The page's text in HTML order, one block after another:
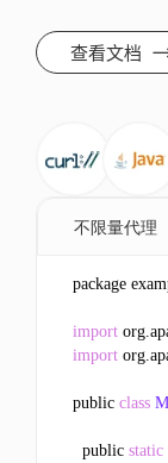
查看文档
不限量代理
package
import org.
import org.
public class
  public
static